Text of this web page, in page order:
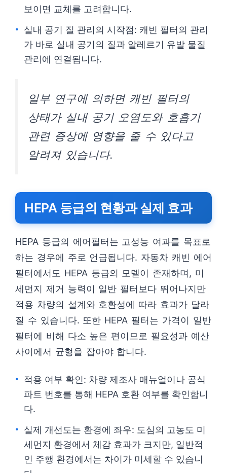
보이면 교체를 고려합니다.
실내 공기 질 관리의 시작점: 캐빈 필터의 관리
가 바로 실내 공기의 질과 알레르기 유발 물질
관리에 연결됩니다.
일부 연구에 의하면 캐빈 필터의
상태가 실내 공기 오염도와 호흡기
관련 증상에 영향을 줄 수 있다고
알려져 있습니다.
HEPA 등급의 현황과 실제 효과
HEPA 등급의 에어필터는 고성능 여과를 목표로
하는 경우에 주로 언급됩니다. 자동차 캐빈 에어
필터에서도 HEPA 등급의 모델이 존재하며, 미
세먼지 제거 능력이 일반 필터보다 뛰어나지만
적용 차량의 설계와 호환성에 따라 효과가 달라
질 수 있습니다. 또한 HEPA 필터는 가격이 일반
필터에 비해 다소 높은 편이므로 필요성과 예산
사이에서 균형을 잡아야 합니다.
적용 여부 확인: 차량 제조사 매뉴얼이나 공식
파트 번호를 통해 HEPA 호환 여부를 확인합니
다.
실제 개선도는 환경에 좌우: 도심의 고농도 미
세먼지 환경에서 체감 효과가 크지만, 일반적
인 주행 환경에서는 차이가 미세할 수 있습니